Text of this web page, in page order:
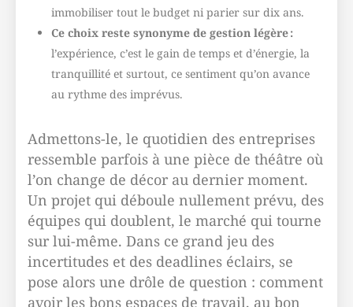
immobiliser tout le budget ni parier sur dix ans.
Ce choix reste synonyme de gestion légère :
l’expérience, c’est le gain de temps et d’énergie, la
tranquillité et surtout, ce sentiment qu’on avance
au rythme des imprévus.
Admettons-le, le quotidien des entreprises
ressemble parfois à une pièce de théâtre où
l’on change de décor au dernier moment.
Un projet qui déboule nullement prévu, des
équipes qui doublent, le marché qui tourne
sur lui-même. Dans ce grand jeu des
incertitudes et des deadlines éclairs, se
pose alors une drôle de question : comment
avoir les bons espaces de travail, au bon